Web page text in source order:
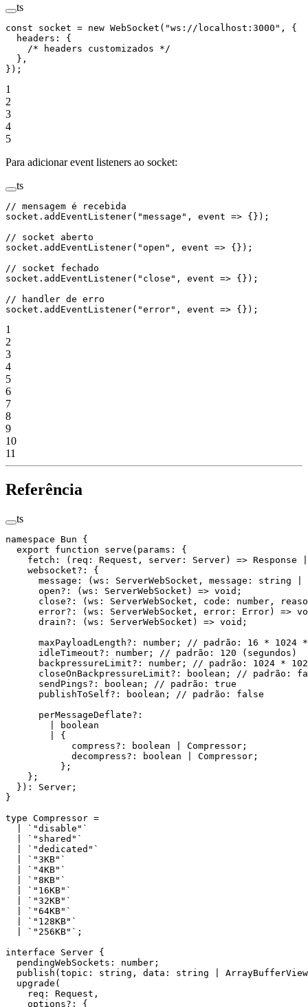
ts
const socket = new WebSocket ( "ws://localhost:3000" , {
  headers: {
    /* headers customizados */
  },
});
1
2
3
4
5
Para adicionar event listeners ao socket:
ts
// mensagem é recebida
socket. addEventListener( "message" , event => {});
// socket aberto
socket. addEventListener( "open" , event => {});
// socket fechado
socket. addEventListener( "close" , event => {});
// handler de erro
socket. addEventListener( "error" , event => {});
1
2
3
4
5
6
7
8
9
10
11
Referência
ts
namespace Bun {
  export
function serve ( params :
{
    fetch
: ( req : Request , server : Server) => Response
    websocket
?:
{
      message
: (ws : ServerWebSocket , message : string
      open
?: (ws : ServerWebSocket ) => void ;
      close
?: (ws : ServerWebSocket , code : number ,
      error
?: (ws : ServerWebSocket , error : Error) =>
      drain
?: (ws : ServerWebSocket ) => void ;
      maxPayloadLength
?: number ;
// padrão: 16 * 1024 *
      idleTimeout
?: number ;
// padrão: 120 (segundos)
      backpressureLimit
?: number ;
// padrão: 1024 *
      closeOnBackpressureLimit
?: boolean ;
// padrão:
      sendPings
?: boolean ;
// padrão: true
      publishToSelf
?: boolean ;
// padrão: false
      perMessageDeflate
?:
boolean
{
            compress
?: boolean Compressor ;
            decompress
?: boolean Compressor ;
          };
    };
  })
: Server ;
}
type Compressor =
`"disable"`
`"shared"`
`"dedicated"`
`"3KB"`
`"4KB"`
`"8KB"`
`"16KB"`
`"32KB"`
`"64KB"`
`"128KB"`
`"256KB"` ;
interface Server {
  pendingWebSockets
: number ;
  publish
(topic : string , data : string
ArrayBufferView
  upgrade
(
    req
: Request ,
    options
?: {